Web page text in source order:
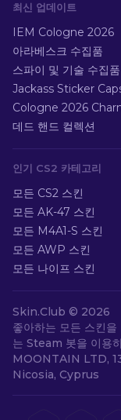
최신 업데이트
IEM Cologne 2026
아라베스크 수집품
스파이 및 기술 수집품
Jackass Sticker
Cologne 2026
데드 핸드 컬렉션
인기 CS2 카테고리
모든 CS2 스킨
모든 AK-47 스킨
모든 M4A1-S 스킨
모든 AWP 스킨
모든 나이프 스킨
Skin.Club © 2026
좋아하는 모든 스킨
는 Steam 봇을 이용
MOONTAIN LTD,
Nicosia, Cyprus